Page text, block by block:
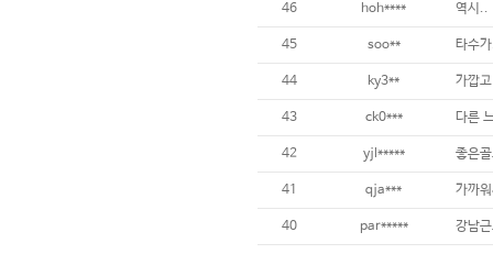
46 hoh**** 역시..
45 soo** 타수
44 ky3** 가깝
43 ck0*** 다른
42 yjl***** 좋은
41 qja*** 가까
40 par***** 강남